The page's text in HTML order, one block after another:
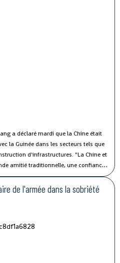
a déclaré mardi que la Chine était
la Guinée dans les secteurs tels que
d'infrastructures. "La Chine et
amitié traditionnelle, une confiance
a affirmé M. Li lors de sa
Alpha Condé à Beijing.
de l'armée dans la sobriété